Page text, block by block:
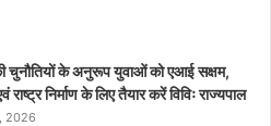
चुनौतियों के अनुरूप युवाओं को एआई सक्षम,
राष्ट्र निर्माण के लिए तैयार करें विविः राज्यपाल
2026